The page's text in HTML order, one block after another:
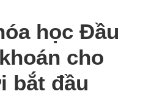
học Đầu
cho
bắt đầu